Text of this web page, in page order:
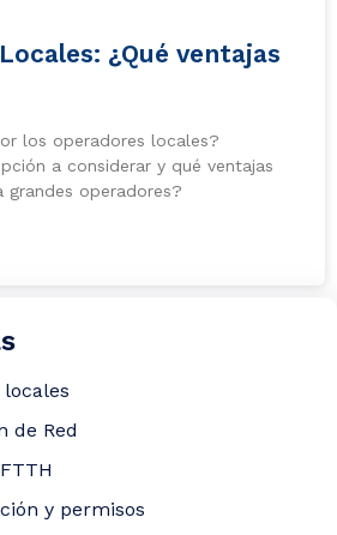
¿Qué ventajas
los operadores locales?
a considerar y qué ventajas
operadores?
locales
de Red
y permisos